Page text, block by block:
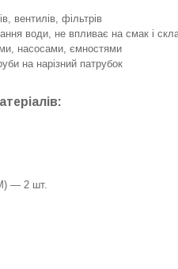
вентилів, фільтрів
води, не впливає на смак і
насосами, ємностями
на нарізний патрубок
— 2 шт.